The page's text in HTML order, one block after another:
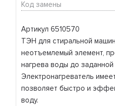
Артикул 6510570
ТЭН для стиральной
неотъемлемый элемент,
нагрева воды до
Электронагреватель
позволяет быстро и
воду.
Код замены